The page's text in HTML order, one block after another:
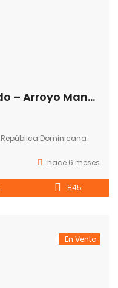
Venta Solar Arroyo Hondo – Arroyo Manzano
Dominicana
hace 6 meses
845
En Venta